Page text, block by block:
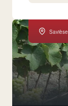
Savièse